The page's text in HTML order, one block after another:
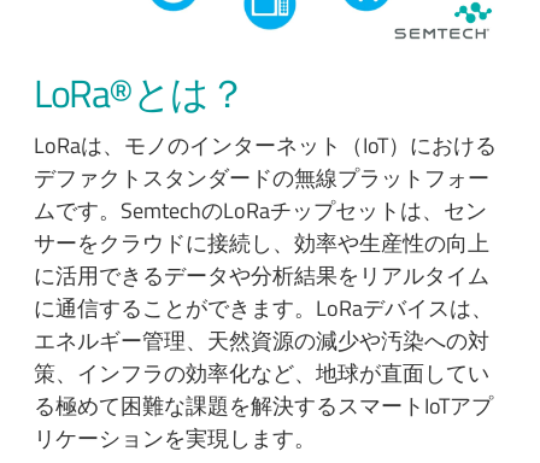
LoRa®とは？
LoRaは、モノのインターネット（IoT）における
デファクトスタンダードの無線プラットフォー
ムです。SemtechのLoRaチップセットは、セン
サーをクラウドに接続し、効率や生産性の向上
に活用できるデータや分析結果をリアルタイム
に通信することができます。LoRaデバイスは、
エネルギー管理、天然資源の減少や汚染への対
策、インフラの効率化など、地球が直面してい
る極めて困難な課題を解決するスマートIoTアプ
リケーションを実現します。